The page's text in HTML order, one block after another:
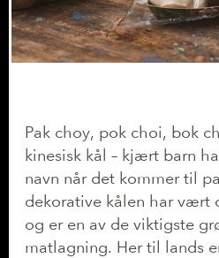
Pak choy, pok choi, bok
kinesisk kål – kjært barn
navn når det kommer til
dekorative kålen har vært
og er en av de viktigste
matlagning. Her til lands